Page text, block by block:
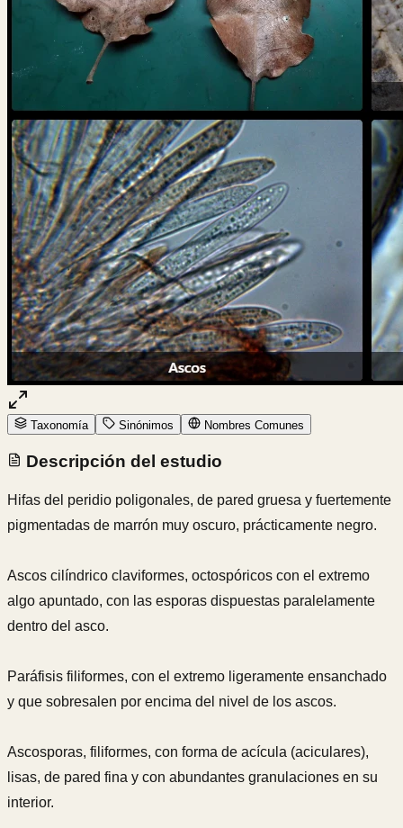
Taxonomía Sinónimos Nombres Comunes
Descripción del estudio
Hifas del peridio poligonales, de pared gruesa y fuertemente
pigmentadas de marrón muy oscuro, prácticamente negro.
Ascos cilíndrico claviformes, octospóricos con el extremo
algo apuntado, con las esporas dispuestas paralelamente
dentro del asco.
Paráfisis filiformes, con el extremo ligeramente ensanchado
y que sobresalen por encima del nivel de los ascos.
Ascosporas, filiformes, con forma de acícula (aciculares),
lisas, de pared fina y con abundantes granulaciones en su
interior.